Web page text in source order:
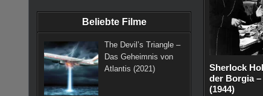
Sherlock
der Borgia
(1944)
Beliebte Filme
The Devil’s Triangle –
Das Geheimnis von
Atlantis (2021)